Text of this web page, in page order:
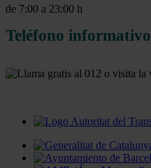
de 7:00 a 23:00 h
Teléfono informativo